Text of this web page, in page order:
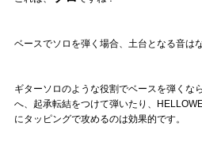
ベースでソロを弾く場合、土台となる音は
ギターソロのような役割でベースを弾くな
へ、起承転結をつけて弾いたり、
にタッピングで攻めるのは効果的です。